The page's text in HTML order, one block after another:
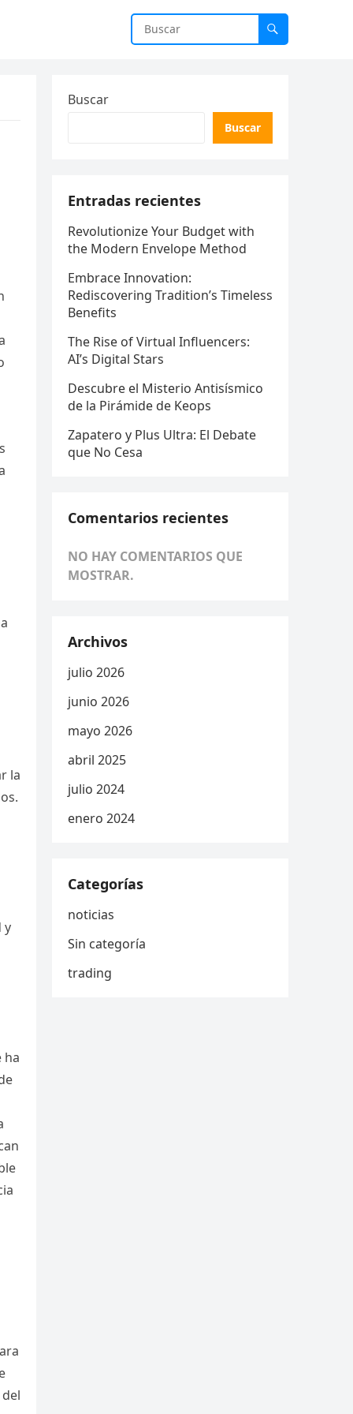
la
y
ha
Buscar
Buscar
Entradas recientes
Revolutionize Your Budget with
the Modern Envelope Method
Embrace Innovation:
Rediscovering Tradition’s Timeless
Benefits
The Rise of Virtual Influencers:
AI’s Digital Stars
Descubre el Misterio Antisísmico
de la Pirámide de Keops
Zapatero y Plus Ultra: El Debate
que No Cesa
Comentarios recientes
NO HAY COMENTARIOS QUE
MOSTRAR.
Archivos
julio 2026
junio 2026
mayo 2026
abril 2025
julio 2024
enero 2024
Categorías
noticias
Sin categoría
trading